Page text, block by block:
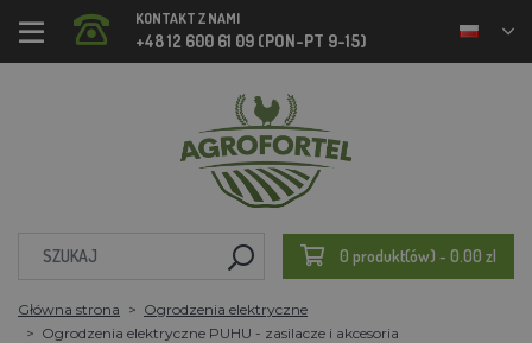
KONTAKT Z NAMI
+48 12 600 61 09 (PON-PT 9-15)
0 produkt(ów) - 0.00 zl
Główna strona
Ogrodzenia elektryczne
Ogrodzenia elektryczne PUHU - zasilacze i akcesoria